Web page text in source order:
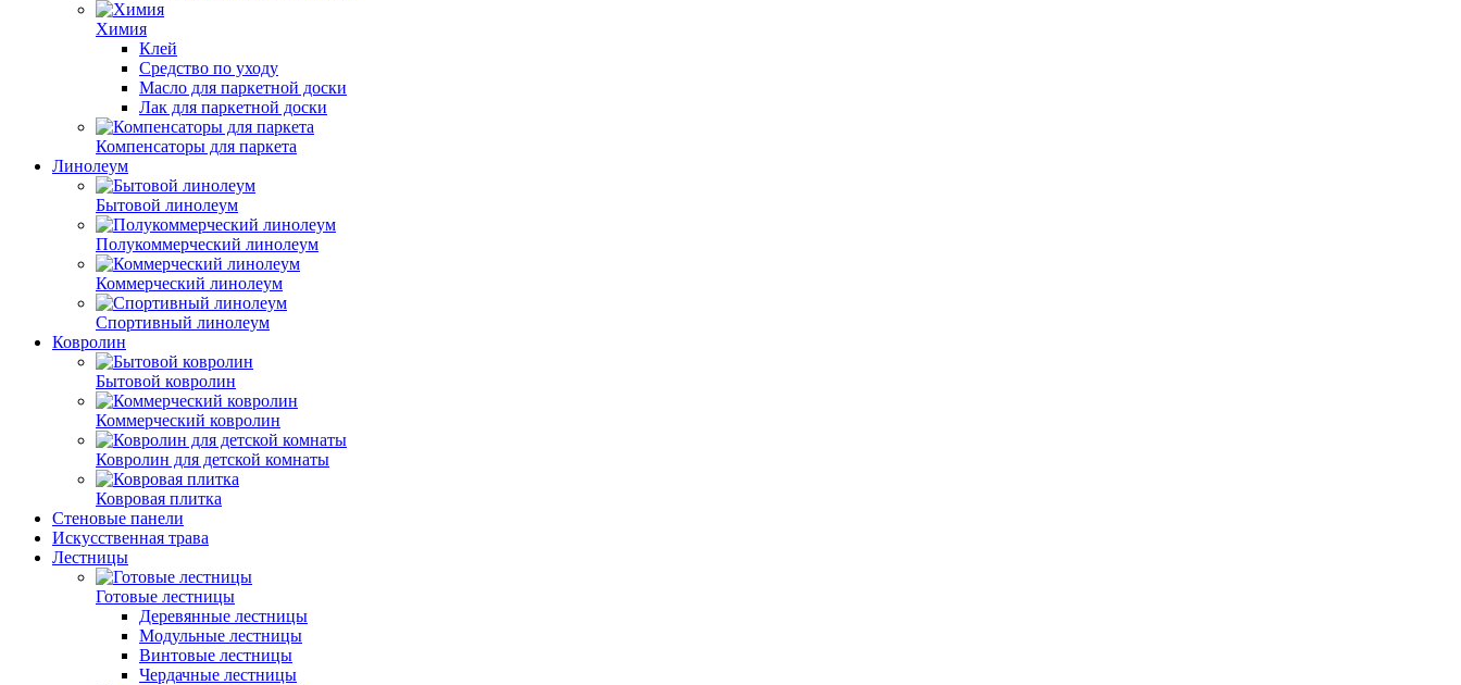
Химия
Клей
Средство по уходу
Масло для паркетной доски
Лак для паркетной доски
Компенсаторы для паркета
Линолеум
Бытовой линолеум
Полукоммерческий линолеум
Коммерческий линолеум
Спортивный линолеум
Ковролин
Бытовой ковролин
Коммерческий ковролин
Ковролин для детской комнаты
Ковровая плитка
Стеновые панели
Искусственная трава
Лестницы
Готовые лестницы
Деревянные лестницы
Модульные лестницы
Винтовые лестницы
Чердачные лестницы